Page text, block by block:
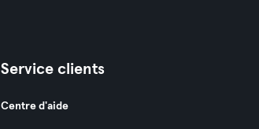
Service clients
Centre d'aide